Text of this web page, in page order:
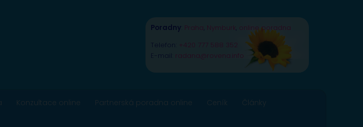
Poradny Praha Nymburk online poradna
Telefon: +420 777 588 352
E-mail: radana@rovena.info
Konzultace online Partnerská poradna online Ceník Články